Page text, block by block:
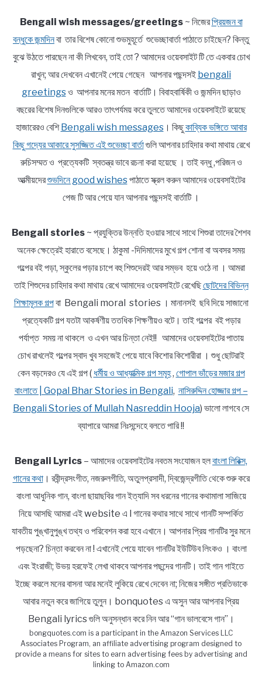
Bengali wish messages/greetings~ নিজেরপ্রিয়জন বা
বন্ধুকে জন্মদিনবা তার বিশেষ কোনো শুভমুহূর্তে শুভেচ্ছাবার্তা পাঠাতে চাইছেন? কিন্তু
বুঝে উঠতে পারছেন না কী লিখবেন, তাই তো ? আমাদের ওয়েবসাইট টি তে একবার চোখ
রাখুন; আর দেখবেন এখানেই পেয়ে গেছেন আপনার পছন্দসই bengali
greetingsও আপনার মনের মতন বার্তাটি। বিবাহবার্ষিকী ও জন্মদিন ছাড়াও
বছরের বিশেষ দিনগুলিকে আরও তাৎপর্যময় করে তুলতে আমাদের ওয়েবসাইটে রয়েছে
হাজারেরও বেশিBengali wish messages। কিছুকাব্যিক ভঙ্গিতে আবার
কিছু গদ্যের আকারে সুসজ্জিত এই শুভেচ্ছা বার্তাগুলি আপনার চাহিদার কথা মাথায় রেখে
রুচিসম্মত ও প্রত্যেকটি স্বতন্ত্র ভাবে রচনা করা হয়েছে । তাই বন্ধু ,পরিজন ও
আত্মীয়দেরশুভদিনে good wishesপাঠাতে স্ক্রল করুন আমাদের ওয়েবসাইটের
পেজ টি আর পেয়ে যান আপনার পছন্দসই বার্তাটি ।
Bengali stories ~ প্রযুক্তির উন্নতি হওয়ার সাথে সাথে শিশুরা তাদের শৈশব
অনেক ক্ষেত্রেই হারাতে বসেছে। ঠাকুমা -দিদিমাদের মুখে গল্প শোনা বা অবসর সময়
গল্পের বই পড়া, স্কুলের পড়ার চাপে বহু শিশুদেরই আর সম্ভব হয়ে ওঠে না । আমরা
তাই শিশুদের চাহিদার কথা মাথায় রেখে আমাদের ওয়েবসাইটে রেখেছিছোটদের বিভিন্ন
শিক্ষামূলক গল্পবা Bengali moral stories । মানানসই ছবি দিয়ে সাজানো
প্রত্যেকটি গল্প যতটা আকর্ষণীয় ততধিক শিক্ষণীয়ও বটে। তাই গল্পের বই পড়ার
পর্যাপ্ত সময় না থাকলে ও এখন আর চিন্তা নেই!! আমাদের ওয়েবসাইটের পাতায়
চোখ রাখলেই গল্পের স্বাদ খুব সহজেই পেয়ে যাবে কিশোর কিশোরীরা । শুধু ছোটরাই
কেন বড়দেরও যে এই গল্প ( ধর্মীয় ও আধ্যাত্মিক গল্প সমূহ, গোপাল ভাঁড়ের মজার গল্প
বাংলাতে | Gopal Bhar Stories in Bengali, নাসিরুদ্দিন হোজ্জার গল্প –
Bengali Stories of Mullah Nasreddin Hooja) ভালো লাগবে সে
ব্যাপারে আমরা নিঃসন্দেহে বলতে পারি !!
Bengali Lyrics – আমাদের ওয়েবসাইটের নবতম সংযোজন হলবাংলা লিরিক্স,
গানের কথা। রবীন্দ্রসংগীত, নজরুলগীতি, অতুলপ্রসাদী, দ্বিজেন্দ্রগীতি থেকে শুরু করে
বাংলা আধুনিক গান, বাংলা ছায়াছবির গান ইত্যাদি সব ধরনের গানের কথামালা সাজিয়ে
নিয়ে আসছি আমরা এই website এ l গানের কথার সাথে সাথে গানটি সম্পর্কিত
যাবতীয় পুঙ্খানুপুঙ্খ তথ্য ও পরিবেশন করা হবে এখানে। আপনার প্রিয় গানটির সুর মনে
পড়ছেনা? চিন্তা করবেন না ! এখানেই পেয়ে যাবেন গানটির ইউটিউব লিংকও । বাংলা
এবং ইংরাজী; উভয় হরফেই লেখা থাকবে আপনার পছন্দের গানটি। তাই গান গাইতে
ইচ্ছে করলে মনের বাসনা আর মনেই লুকিয়ে রেখে দেবেন না; নিজের সঙ্গীত প্রতিভাকে
আবার নতুন করে জাগিয়ে তুলুন। bonquotes এ অসুন আর আপনার প্রিয়
Bengali lyrics গুলি অনুসন্ধান করে নিন আর “গান ভালবেসে গান”।
bongquotes.com is a participant in the Amazon Services LLC
Associates Program, an affiliate advertising program designed to
provide a means for sites to earn advertising fees by advertising and
linking to Amazon.com